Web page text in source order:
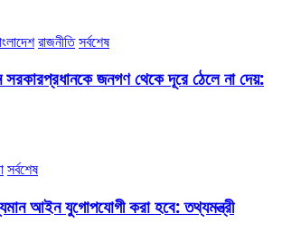
রাজনীতি সর্বশেষ
জনগণ থেকে দূরে ঠেলে না দেয়:
সর্বশেষ
আইন যুগোপযোগী করা হবে: তথ্যমন্ত্রী